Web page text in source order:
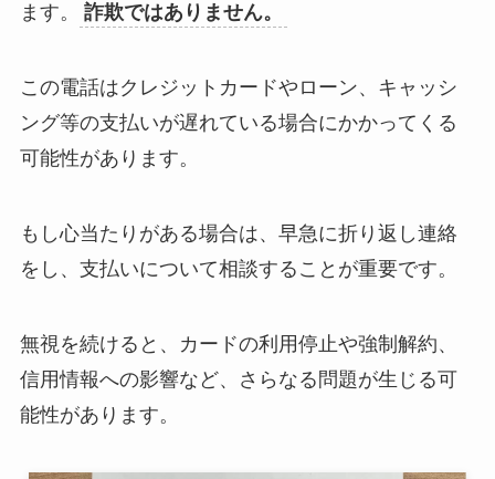
ます。
詐欺ではありません。
この電話はクレジットカードやローン、キャッシ
ング等の支払いが遅れている場合にかかってくる
可能性があります。
​もし心当たりがある場合は、早急に折り返し連絡
をし、支払いについて相談することが重要です。​
無視を続けると、カードの利用停止や強制解約、
信用情報への影響など、さらなる問題が生じる可
能性があります。